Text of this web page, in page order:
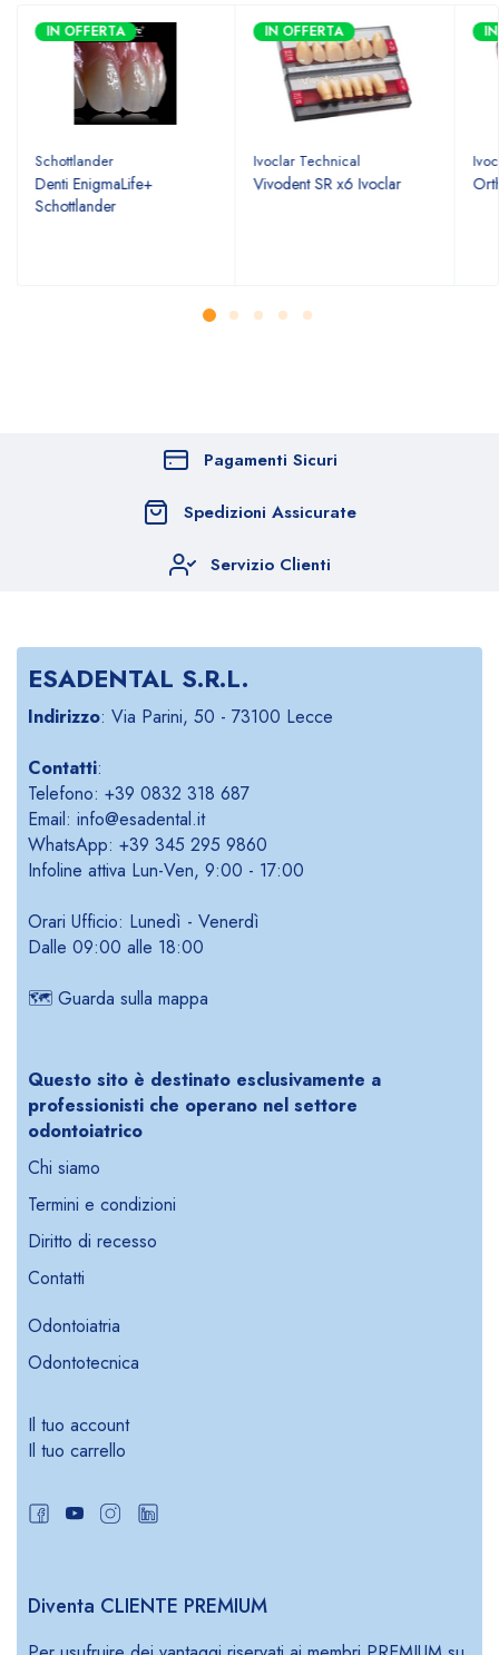
IN OFFERTA
Schottlander
Denti EnigmaLife+
Schottlander
IN OFFERTA
Ivoclar Technical
Vivodent SR x6 Ivoclar
Pagamenti Sicuri
Spedizioni Assicurate
Servizio Clienti
ESADENTAL S.R.L.
Indirizzo: Via Parini, 50 - 73100 Lecce
Contatti:
Telefono: +39 0832 318 687
Email: info@esadental.it
WhatsApp: +39 345 295 9860
Infoline attiva Lun-Ven, 9:00 - 17:00
Orari Ufficio: Lunedì - Venerdì
Dalle 09:00 alle 18:00
🗺️ Guarda sulla mappa
Questo sito è destinato esclusivamente a
professionisti che operano nel settore
odontoiatrico
Chi siamo
Termini e condizioni
Diritto di recesso
Contatti
Odontoiatria
Odontotecnica
Il tuo account
Il tuo carrello
Diventa CLIENTE PREMIUM